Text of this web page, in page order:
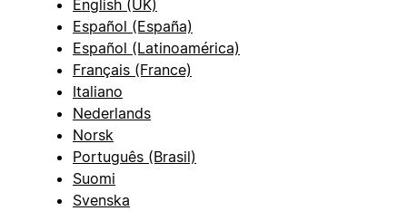
English (UK)
Español (España)
Español (Latinoamérica)
Français (France)
Italiano
Nederlands
Norsk
Português (Brasil)
Suomi
Svenska